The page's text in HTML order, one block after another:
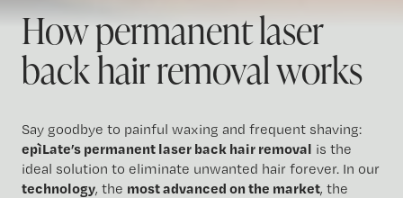
How permanent laser
back hair removal works
Say goodbye to painful waxing and frequent shaving:
epìLate’s permanent laser back hair removal is the
ideal solution to eliminate unwanted hair forever. In our
technology, the most advanced on the market, the